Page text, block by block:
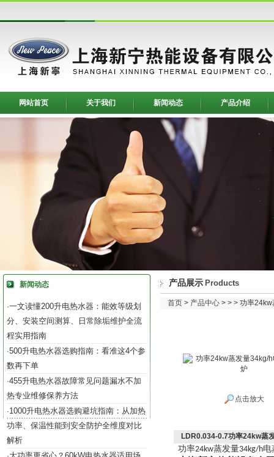
网站首页 关于我们 新闻动态 产品介绍
新闻动态
·一文读懂200升电热水器：能效等级划
分、安装空间测算、日常除垢维护全流
程实用指南
·500升电热水器选购指南：看准这4个参
数再下单
·455升电热水器故障常见问题漏水不加
热专业维修保养方法
·1000升电热水器选购避坑指南：从加热
功率、保温性能到安全防护全维度对比
解析
产品展示 Products
首页 > 产品中心 > > > 功率
点击放大
LDR0.034-0.7功率24kw蒸
功率24kw蒸发量34kg/h电